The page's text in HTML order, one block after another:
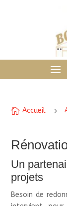
 Accueil 5
Un
projets
Besoin de